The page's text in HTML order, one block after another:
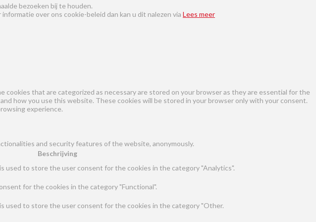
bezoeken bij te houden.
over ons cookie-beleid dan kan u dit nalezen via Lees meer
that are categorized as necessary are stored on your browser as they are essential for the
how you use this website. These cookies will be stored in your browser only with your consent.
experience.
and security features of the website, anonymously.
Beschrijving
used to store the user consent for the cookies in the category "Analytics".
for the cookies in the category "Functional".
used to store the user consent for the cookies in the category "Other.